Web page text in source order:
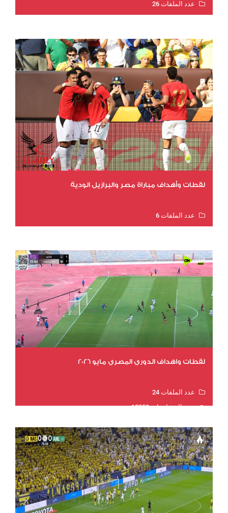
عدد الملفات 26
لقطات وأهداف مباراة مصر والبرازيل الودية
عدد الملفات 6
لقطات واهداف الدوري المصري مايو 2026
عدد الملفات 24
عدد المشاهدات 15258